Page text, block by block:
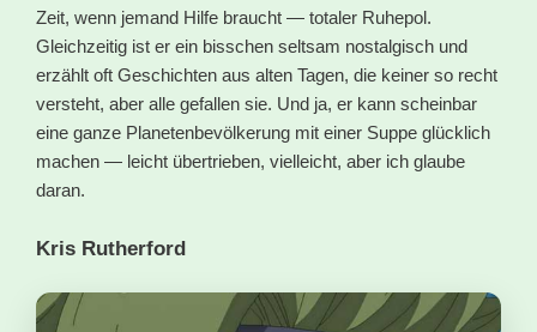
Zeit, wenn jemand Hilfe braucht — totaler Ruhepol.
Gleichzeitig ist er ein bisschen seltsam nostalgisch und
erzählt oft Geschichten aus alten Tagen, die keiner so recht
versteht, aber alle gefallen sie. Und ja, er kann scheinbar
eine ganze Planetenbevölkerung mit einer Suppe glücklich
machen — leicht übertrieben, vielleicht, aber ich glaube
daran.
Kris Rutherford